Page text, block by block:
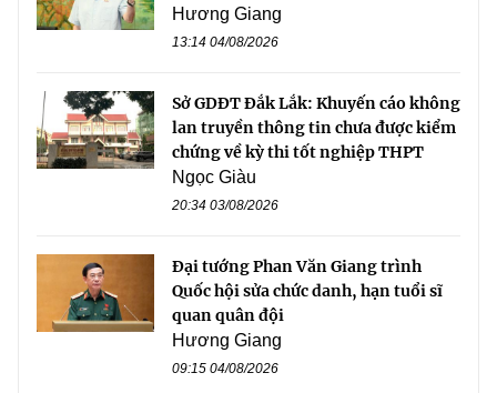
Hương Giang
13:14 04/08/2026
Sở GDĐT Đắk Lắk: Khuyến cáo không
lan truyền thông tin chưa được kiểm
chứng về kỳ thi tốt nghiệp THPT
Ngọc Giàu
20:34 03/08/2026
Đại tướng Phan Văn Giang trình
Quốc hội sửa chức danh, hạn tuổi sĩ
quan quân đội
Hương Giang
09:15 04/08/2026